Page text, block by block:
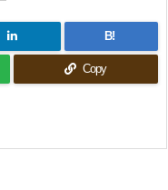
B!
Copy